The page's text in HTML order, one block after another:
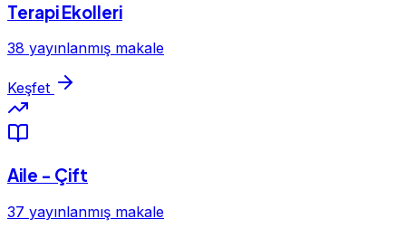
Terapi Ekolleri
38 yayınlanmış makale
Keşfet
Aile - Çift
37 yayınlanmış makale